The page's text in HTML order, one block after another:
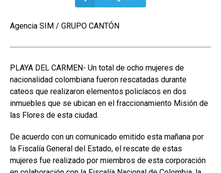
Agencia SIM / GRUPO CANTÓN
PLAYA DEL CARMEN- Un total de ocho mujeres de
nacionalidad colombiana fueron rescatadas durante
cateos que realizaron elementos policíacos en dos
inmuebles que se ubican en el fraccionamiento Misión de
las Flores de esta ciudad.
De acuerdo con un comunicado emitido esta mañana por
la Fiscalía General del Estado, el rescate de estas
mujeres fue realizado por miembros de esta corporación